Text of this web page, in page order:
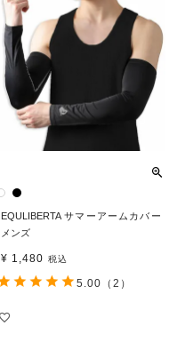
EQULIBERTA サマーアームカバー
メンズ
¥ 1,480 税込
5.00 （2）